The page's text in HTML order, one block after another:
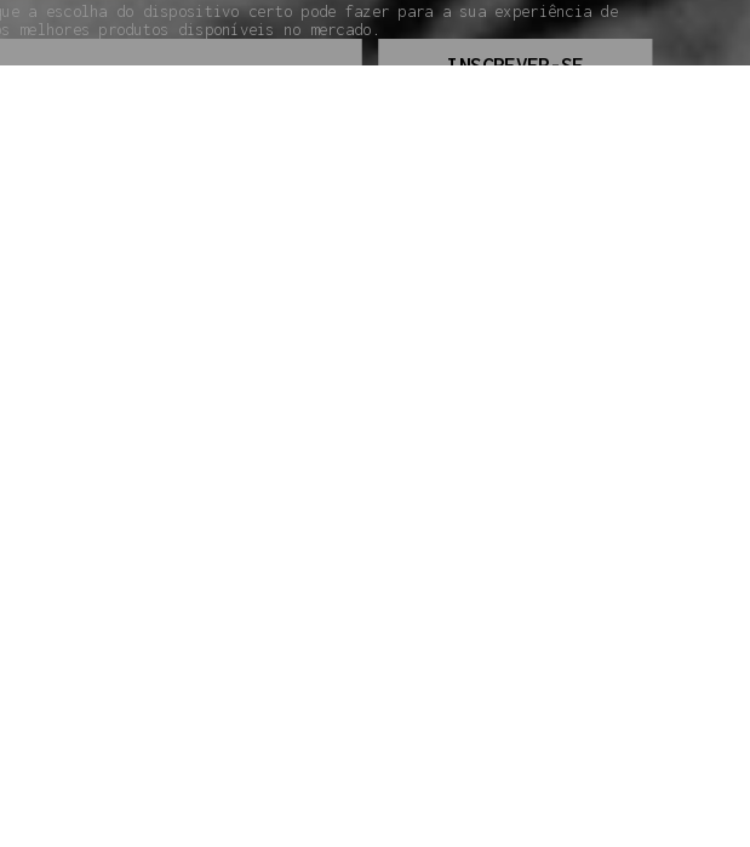
que a escolha do dispositivo certo pode fazer para a sua experiência de
produtos disponíveis no mercado.
INSCREVER-SE